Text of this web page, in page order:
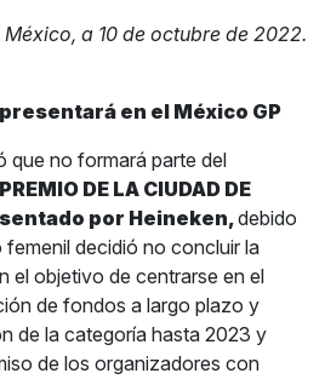
a 10 de octubre de 2022.
en el México GP
que no formará parte del
DE LA CIUDAD DE
por Heineken,debido
decidió no concluir la
el objetivo de centrarse en el
de fondos a largo plazo y
de la categoría hasta 2023 y
de los organizadores con